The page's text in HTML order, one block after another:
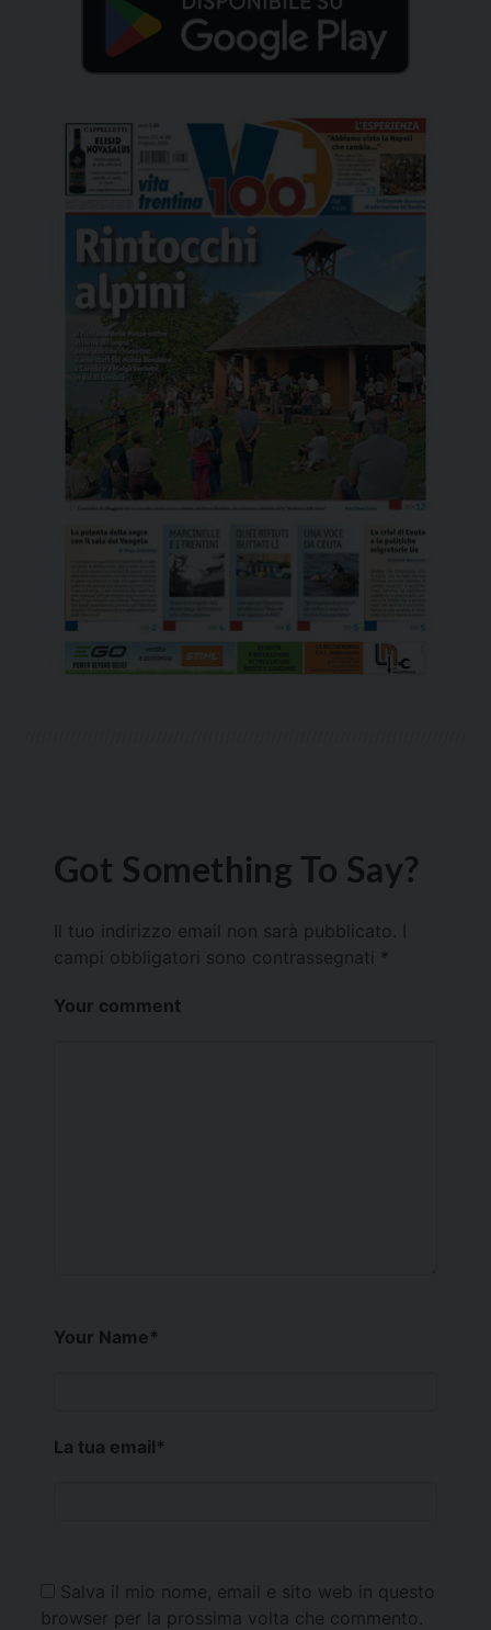
Got Something To Say?
Il tuo indirizzo email non sarà pubblicato.
campi obbligatori sono contrassegnati *
Your comment
Your Name*
La tua email*
Salva il mio nome, email e sito web in questo
browser per la prossima volta che commento.